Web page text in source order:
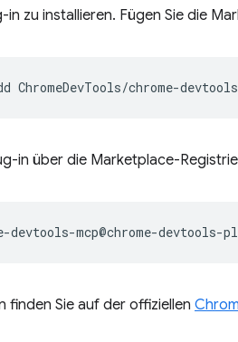
zu installieren. Fügen Sie die
in über die Marketplace-
finden Sie auf der offiziellen